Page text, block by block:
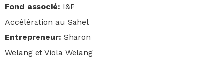
Fond associé: I&P
Accélération au Sahel
Entrepreneur: Sharon
Welang et Viola Welang